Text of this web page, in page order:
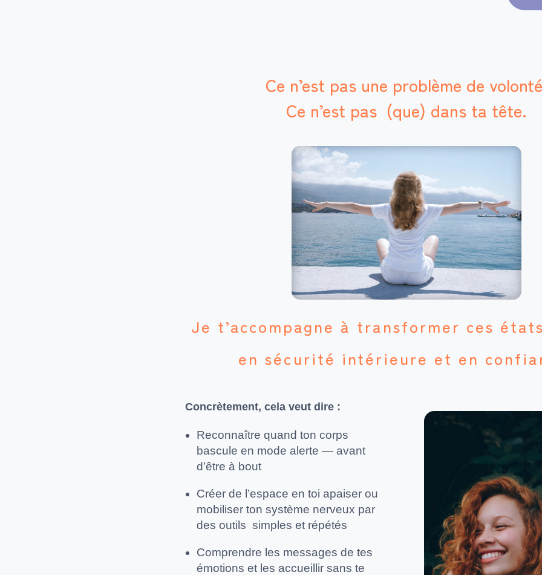
Ce n’est pas une problème de
Ce n’est pas (que) dans ta tête.
Je t’accompagne à transformer ces
en sécurité intérieure et en
Concrètement, cela veut dire :
Reconnaître quand ton corps
bascule en mode alerte — avant
d’être à bout
Créer de l’espace en toi apaiser ou
mobiliser ton système nerveux par
des outils simples et répétés
Comprendre les messages de tes
émotions et les accueillir sans te